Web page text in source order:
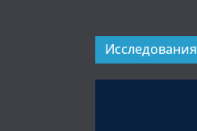
Исследования